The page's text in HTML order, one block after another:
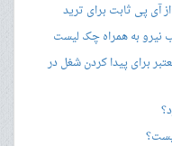
آی پی ثابت برای ترید
نیرو به همراه چک لیست
برای پیدا کردن شغل در